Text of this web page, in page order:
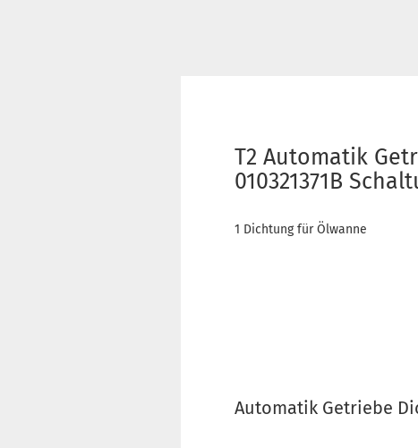
T2 Automatik
010321371B
1 Dichtung für Ölwanne
Automatik Getriebe